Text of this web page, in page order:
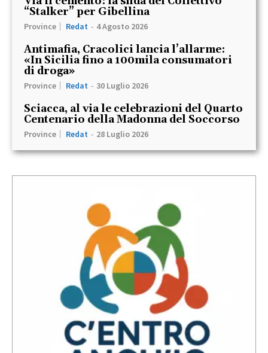
“Stalker” per Gibellina
Province Redat - 4 Agosto 2026
Antimafia, Cracolici lancia l’allarme:
«In Sicilia fino a 100mila consumatori
di droga»
Province Redat - 30 Luglio 2026
Sciacca, al via le celebrazioni del Quarto
Centenario della Madonna del Soccorso
Province Redat - 28 Luglio 2026